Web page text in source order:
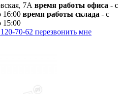
7А время работы офиса - с
16:00 время работы склада - с
15:00
70-62 перезвонить мне